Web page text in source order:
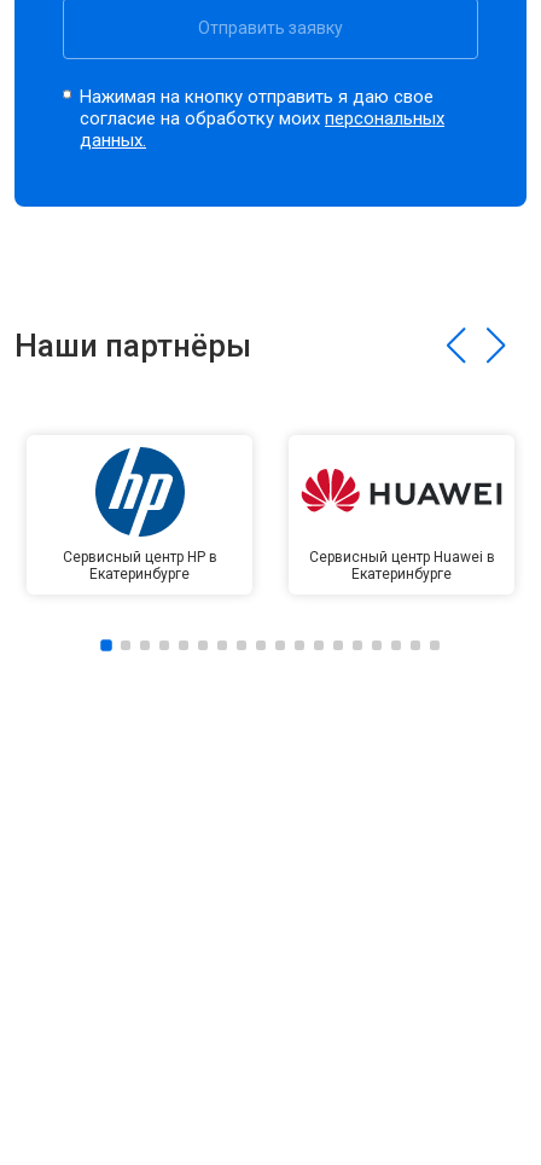
Отправить заявку
Нажимая на кнопку отправить я даю свое
согласие на обработку моихперсональных
данных.
Наши партнёры
Сервисный центр HP в
Екатеринбурге
Сервисный центр Huawei в
Екатеринбурге